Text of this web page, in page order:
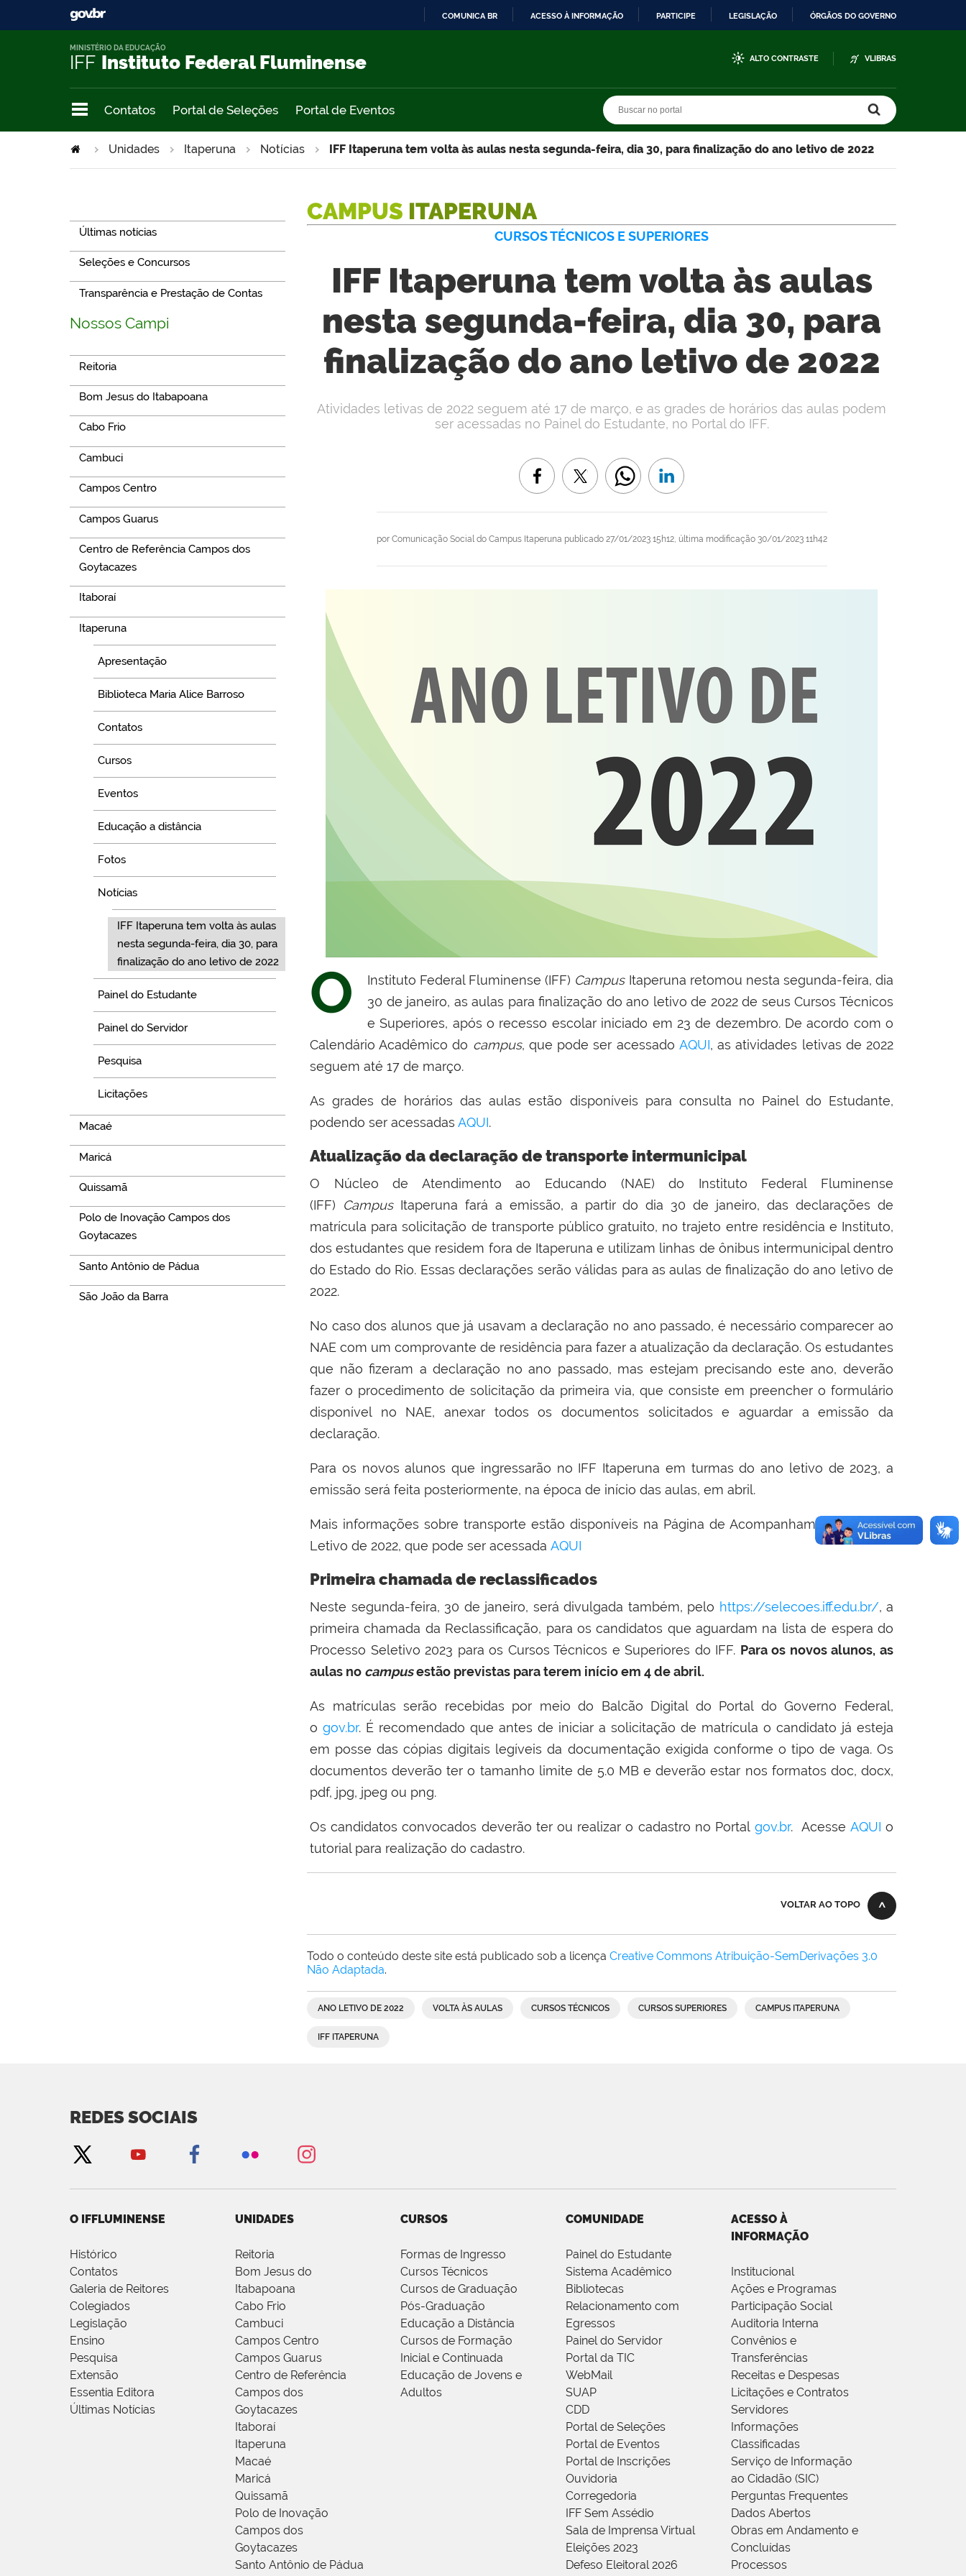
COMUNICA BR ACESSO À INFORMAÇÃO PARTICIPE LEGISLAÇÃO ÓRGÃOS DO GOVERNO
IFF Instituto Federal Fluminense
MINISTÉRIO DA EDUCAÇÃO
ALTO CONTRASTE VLIBRAS
Contatos Portal de Seleções Portal de Eventos
Unidades Itaperuna Notícias IFF Itaperuna tem volta às aulas nesta segunda-feira, dia 30, para finalização do ano letivo de 2022
Últimas notícias
Seleções e Concursos
Transparência e Prestação de Contas
Nossos Campi
Reitoria
Bom Jesus do Itabapoana
Cabo Frio
Cambuci
Campos Centro
Campos Guarus
Centro de Referência Campos dos
Goytacazes
Itaboraí
Itaperuna
Apresentação
Biblioteca Maria Alice Barroso
Contatos
Cursos
Eventos
Educação a distância
Fotos
Notícias
IFF Itaperuna tem volta às aulas
nesta segunda-feira, dia 30, para
finalização do ano letivo de 2022
Painel do Estudante
Painel do Servidor
Pesquisa
Licitações
Macaé
Maricá
Quissamã
Polo de Inovação Campos dos
Goytacazes
Santo Antônio de Pádua
São João da Barra
CAMPUS ITAPERUNA
CURSOS TÉCNICOS E SUPERIORES
IFF Itaperuna tem volta às aulas
nesta segunda-feira, dia 30, para
finalização do ano letivo de 2022
por Comunicação Social do Campus Itaperuna publicado27/01/2023 15h12, última modificação30/01/2023 11h42
Atividades letivas de 2022 seguem até 17 de março, e as grades de horários das aulas podem
ser acessadas no Painel do Estudante, no Portal do IFF.
O Instituto Federal Fluminense (IFF) CampusItaperuna retomou nesta segunda-feira, dia
30 de janeiro, as aulas para finalização do ano letivo de 2022 de seus Cursos Técnicos
e Superiores, após o recesso escolar iniciado em 23 de dezembro. De acordo com o
Calendário Acadêmico do campus, que pode ser acessado AQUI, as atividades letivas de 2022
seguem até 17 de março.
As grades de horários das aulas estão disponíveis para consulta no Painel do Estudante,
podendo ser acessadas AQUI.
Atualização da declaração de transporte intermunicipal
O Núcleo de Atendimento ao Educando (NAE) do Instituto Federal Fluminense
(IFF) CampusItaperuna fará a emissão, a partir do dia 30 de janeiro, das declarações de
matrícula para solicitação de transporte público gratuito, no trajeto entre residência e Instituto,
dos estudantes que residem fora de Itaperuna e utilizam linhas de ônibus intermunicipal dentro
do Estado do Rio. Essas declarações serão válidas para as aulas de finalização do ano letivo de
2022.
No caso dos alunos que já usavam a declaração no ano passado, é necessário comparecer ao
NAE com um comprovante de residência para fazer a atualização da declaração. Os estudantes
que não fizeram a declaração no ano passado, mas estejam precisando este ano, deverão
fazer o procedimento de solicitação da primeira via, que consiste em preencher o formulário
disponível no NAE, anexar todos os documentos solicitados e aguardar a emissão da
declaração.
Para os novos alunos que ingressarão no IFF Itaperuna em turmas do ano letivo de 2023, a
emissão será feita posteriormente, na época de início das aulas, em abril.
Mais informações sobre transporte estão disponíveis na Página de Acompanhamento do Ano
Letivo de 2022, que pode ser acessada AQUI
Primeira chamada de reclassificados
Neste segunda-feira, 30 de janeiro, será divulgada também, pelo https://selecoes.iff.edu.br/, a
primeira chamada da Reclassificação, para os candidatos que aguardam na lista de espera do
Processo Seletivo 2023 para os Cursos Técnicos e Superiores do IFF. Para os novos alunos, as
aulas no campusestão previstas para terem início em 4 de abril.
As matrículas serão recebidas por meio do Balcão Digital do Portal do Governo Federal,
o gov.br. É recomendado que antes de iniciar a solicitação de matrícula o candidato já esteja
em posse das cópias digitais legíveis da documentação exigida conforme o tipo de vaga. Os
documentos deverão ter o tamanho limite de 5.0 MB e deverão estar nos formatos doc, docx,
pdf, jpg, jpeg ou png.
Os candidatos convocados deverão ter ou realizar o cadastro no Portalgov.br. Acesse AQUI o
tutorial para realização do cadastro.
VOLTAR AO TOPO
Todo o conteúdo deste site está publicado sob a licença Creative Commons Atribuição-SemDerivações 3.0
Não Adaptada.
ANO LETIVO DE 2022 VOLTA ÀS AULAS CURSOS TÉCNICOS CURSOS SUPERIORES CAMPUS ITAPERUNA
IFF ITAPERUNA
REDES SOCIAIS
O IFFLUMINENSE
Histórico
Contatos
Galeria de Reitores
Colegiados
Legislação
Ensino
Pesquisa
Extensão
Essentia Editora
Últimas Notícias
UNIDADES
Reitoria
Bom Jesus do
Itabapoana
Cabo Frio
Cambuci
Campos Centro
Campos Guarus
Centro de Referência
Campos dos
Goytacazes
Itaboraí
Itaperuna
Macaé
Maricá
Quissamã
Polo de Inovação
Campos dos
Goytacazes
Santo Antônio de Pádua
CURSOS
Formas de Ingresso
Cursos Técnicos
Cursos de Graduação
Pós-Graduação
Educação a Distância
Cursos de Formação
Inicial e Continuada
Educação de Jovens e
Adultos
COMUNIDADE
Painel do Estudante
Sistema Acadêmico
Bibliotecas
Relacionamento com
Egressos
Painel do Servidor
Portal da TIC
WebMail
SUAP
CDD
Portal de Seleções
Portal de Eventos
Portal de Inscrições
Ouvidoria
Corregedoria
IFF Sem Assédio
Sala de Imprensa Virtual
Eleições 2023
Defeso Eleitoral 2026
ACESSO À
INFORMAÇÃO
Institucional
Ações e Programas
Participação Social
Auditoria Interna
Convênios e
Transferências
Receitas e Despesas
Licitações e Contratos
Servidores
Informações
Classificadas
Serviço de Informação
ao Cidadão (SIC)
Perguntas Frequentes
Dados Abertos
Obras em Andamento e
Concluídas
Processos